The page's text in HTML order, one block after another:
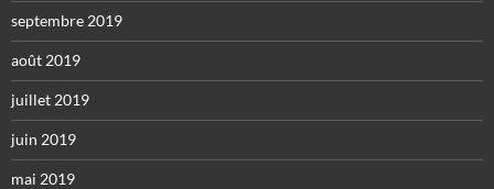
septembre 2019
août 2019
juillet 2019
juin 2019
mai 2019